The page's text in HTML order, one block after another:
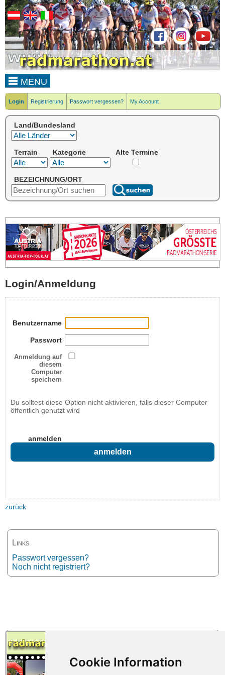
MENU
Login Registrierung Passwort vergessen? My Account
Land/Bundesland
Terrain Kategorie Alte Termine
BEZEICHNUNG/ORT
Login/Anmeldung
Links
Passwort vergessen?
Noch nicht registriert?
Benutzername
Passwort
Anmeldung auf
diesem
Computer
speichern
Du solltest diese Option nicht aktivieren, falls dieser Computer
öffentlich genutzt wird
anmelden
zurück